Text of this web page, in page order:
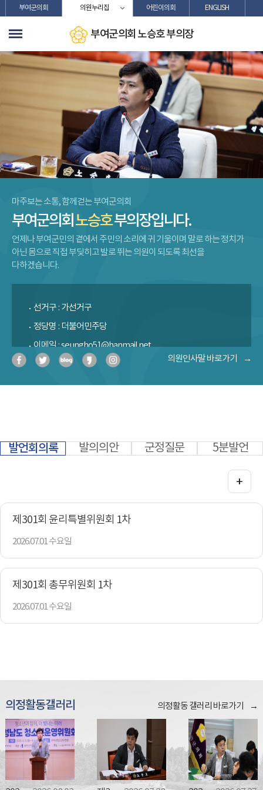
본문바로가기
부여군의회 의원누리집 어린이의회 ENGLISH
부여군의회 노승호 부의장
마주보는 소통, 함께걷는 부여군의회
부여군의회 노승호부의장입니다.
언제나 부여군민의 곁에서 주민의 소리에 귀 기울이며 말로 하는 정치가
아닌 몸으로 직접 부딪히고 발로 뛰는 의원이 되도록 최선을
다하겠습니다.
선거구 가선거구
정당명
더불어민주당
이메일 seungho51@hanmail.net
경력
의원인사말 바로가기
발언회의록 발의의안 군정질문 5분발언
제301회 윤리특별위원회 1차
2026.07.01 수요일
제301회 총무위원회 1차
2026.07.01 수요일
+
의정활동갤러리 의정활동 갤러리 바로가기